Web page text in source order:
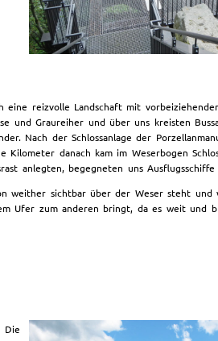
reizvolle Landschaft mit
und Graureiher und über uns kreisten
Nach der Schlossanlage der
danach kam im Weserbogen
anlegten, begegneten uns
weither sichtbar über der Weser steht und
Ufer zum anderen bringt, da es weit und
Die